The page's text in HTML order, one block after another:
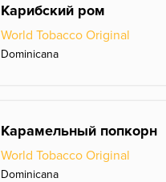
Карибский ром
World Tobacco Original
Dominicana
Карамельный попкорн
World Tobacco Original
Dominicana